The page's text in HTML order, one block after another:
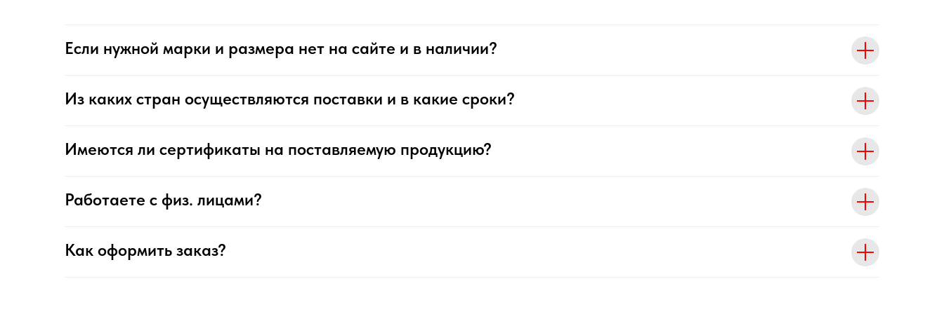
Если нужной марки и размера нет на сайте и в наличии?
Из каких стран осуществляются поставки и в какие сроки?
Имеются ли сертификаты на поставляемую продукцию?
Работаете с физ. лицами?
Как оформить заказ?